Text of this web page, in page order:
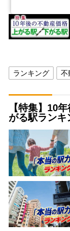
ランキング 不
【特集】10
がる駅ランキ